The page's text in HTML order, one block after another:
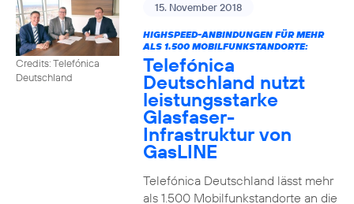
Credits: Telefónica
Deutschland
15. November 2018
HIGHSPEED-ANBINDUNGEN FÜR MEHR
ALS 1.500 MOBILFUNKSTANDORTE:
Telefónica
Deutschland nutzt
leistungsstarke
Glasfaser-
Infrastruktur von
GasLINE
Telefónica Deutschland lässt mehr
als 1.500 Mobilfunkstandorte an die